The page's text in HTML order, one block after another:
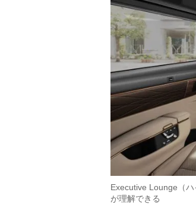
Executive Lounge（
が理解できる